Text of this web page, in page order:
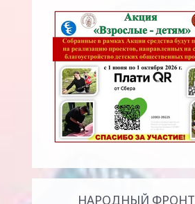
НАРОДНЫЙ ФРОНТ